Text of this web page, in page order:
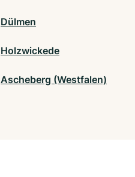
Dülmen
Holzwickede
Ascheberg (Westfalen)